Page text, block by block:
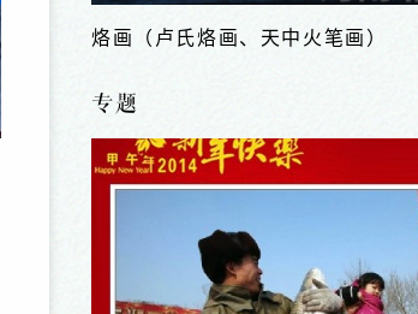
刺绣（灵宝刺绣）
专题